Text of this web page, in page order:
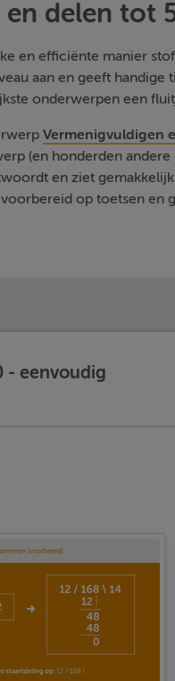
delen tot
en efficiënte manier
aan en geeft
onderwerpen een
Vermenigvuldigen
(en honderden
en ziet
op toetsen en
- eenvoudig